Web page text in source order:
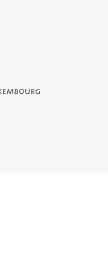
- Service